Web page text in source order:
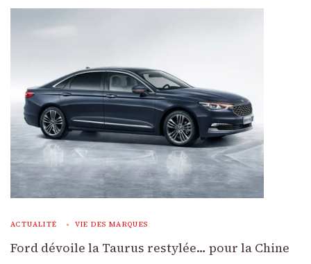
ACTUALITÉ VIE DES MARQUES
Ford dévoile la Taurus restylée… pour la Chine